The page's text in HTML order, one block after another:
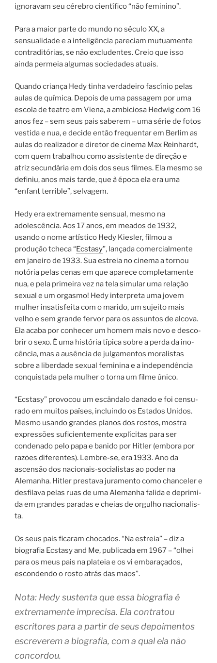
ignoravam seu cérebro científico “não feminino”.
Para a maior parte do mundo no século XX, a
sensualidade e a inteligência pareciam mutuamente
contraditórias, se não excludentes. Creio que isso
ainda permeia algumas sociedades atuais.
Quando criança Hedy tinha verdadeiro fascínio pelas
aulas de química. Depois de uma pas­sa­gem por uma
esco­la de tea­tro em Viena, a ambi­ci­o­sa Hedwig com 16
anos fez – sem seus pais saberem – uma série de fotos
vestida e nua, e decide então fre­quen­tar em Berlim as
aulas do rea­li­za­dor e diretor de cinema Max Reinhardt,
com quem tra­ba­lhou como assis­ten­te de dire­ção e
atriz secun­dá­ria em dois dos seus fil­mes. Ela mesmo se
definiu, anos mais tarde, que à época ela era uma
“enfant terrible”, selvagem.
Hedy era extremamente sensual, mesmo na
adolescência. Aos 17 anos, em meados de 1932,
usando o nome artístico Hedy Kiesler, filmou a
produção tcheca “Ecstasy”, lançada comercialmente
em janeiro de 1933. Sua estreia no cinema a tornou
notória pelas cenas em que aparece completamente
nua, e pela primeira vez na tela simular uma relação
sexual e um orgasmo! Hedy interpreta uma jovem
mulher insa­tis­fei­ta com o mari­do, um sujei­to mais
velho e sem gran­de fervor para os assun­tos de alcova.
Ela aca­ba por conhe­cer um homem mais novo e des­co­
brir o sexo. É uma his­tó­ria típi­ca sobre a per­da da ino­
cên­cia, mas a ausên­cia de jul­ga­men­tos mora­lis­tas
sobre a liber­da­de sexu­al femi­ni­na e a inde­pen­dên­cia
con­quis­ta­da pela mulher o torna um fil­me úni­co.
“Ecstasy” pro­vo­cou um escân­da­lo danado e foi cen­su­
ra­do em mui­tos paí­ses, incluin­do os Estados Unidos.
Mesmo usando gran­des pla­nos dos ros­tos, mos­tra
expres­sões sufi­ci­en­te­men­te explí­ci­tas para ser
condenado pelo papa e banido por Hitler (embora por
razões diferentes). Lembre-se, era 1933. Ano da
ascen­são dos nacionais-socialistas ao poder na
Alemanha. Hitler pres­tava jura­men­to como chan­ce­ler e
des­fi­lava pelas ruas de uma Alemanha fali­da e depri­mi­
da em grandes para­das e chei­as de orgu­lho naci­o­na­lis­
ta.
Os seus pais ficaram chocados. “Na estreia” – diz a
biografia Ecstasy and Me, publi­ca­da em 1967 – “olhei
para os meus pais na pla­teia e os vi emba­ra­ça­dos,
escon­den­do o ros­to atrás das mãos”.
Nota: Hedy sustenta que essa biografia é
extremamente imprecisa. Ela contratou
escritores para a partir de seus depoimentos
escreverem a biografia, com a qual ela não
concordou.